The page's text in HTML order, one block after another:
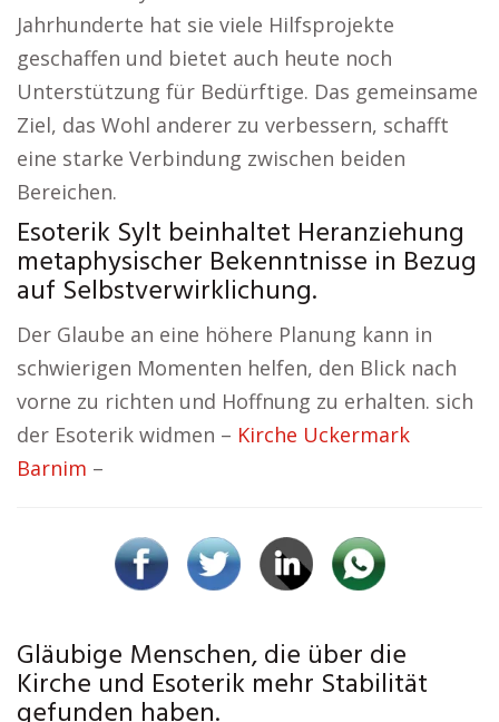
Jahrhunderte hat sie viele Hilfsprojekte
geschaffen und bietet auch heute noch
Unterstützung für Bedürftige. Das gemeinsame
Ziel, das Wohl anderer zu verbessern, schafft
eine starke Verbindung zwischen beiden
Bereichen.
Esoterik Sylt beinhaltet Heranziehung
metaphysischer Bekenntnisse in Bezug
auf Selbstverwirklichung.
Der Glaube an eine höhere Planung kann in
schwierigen Momenten helfen, den Blick nach
vorne zu richten und Hoffnung zu erhalten. sich
der Esoterik widmen – Kirche Uckermark
Barnim –
Gläubige Menschen, die über die
Kirche und Esoterik mehr Stabilität